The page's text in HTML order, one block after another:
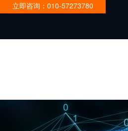
立即咨询：010-57273780